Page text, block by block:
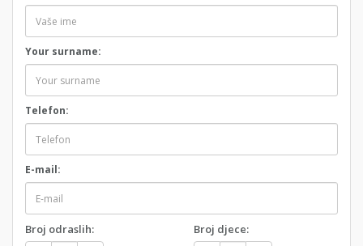
Your surname:
Telefon:
E-mail:
Broj odraslih: Broj djece: